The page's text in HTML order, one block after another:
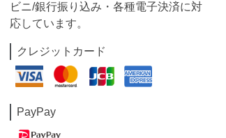
ビニ/銀行振り込み・各種電子決済に対
応しています。
クレジットカード
PayPay